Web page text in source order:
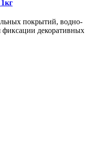
покрытий, водно-
декоративных